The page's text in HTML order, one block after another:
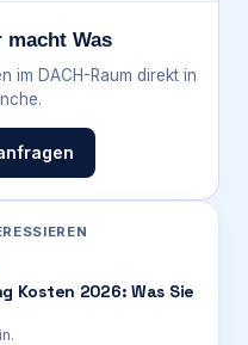
macht Was
im DACH-Raum direkt in
Kosten 2026: Was Sie